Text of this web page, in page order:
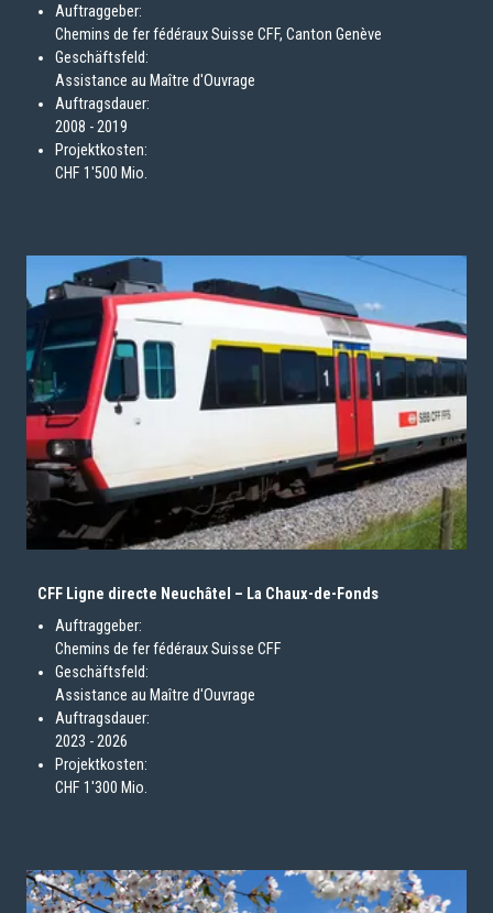
Auftraggeber:
Chemins de fer fédéraux Suisse CFF, Canton Genève
Geschäftsfeld:
Assistance au Maître d'Ouvrage
Auftragsdauer:
2008 - 2019
Projektkosten:
CHF 1'500 Mio.
CFF Ligne directe Neuchâtel – La Chaux-de-Fonds
Auftraggeber:
Chemins de fer fédéraux Suisse CFF
Geschäftsfeld:
Assistance au Maître d'Ouvrage
Auftragsdauer:
2023 - 2026
Projektkosten:
CHF 1'300 Mio.